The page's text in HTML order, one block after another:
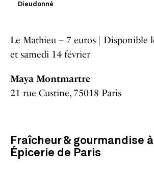
Dieudonné
Le Mathieu – 7 euros | Disponible
et samedi 14 février
Maya Montmartre
21 rue Custine, 75018 Paris
Fraîcheur & gourmandise
Épicerie de Paris